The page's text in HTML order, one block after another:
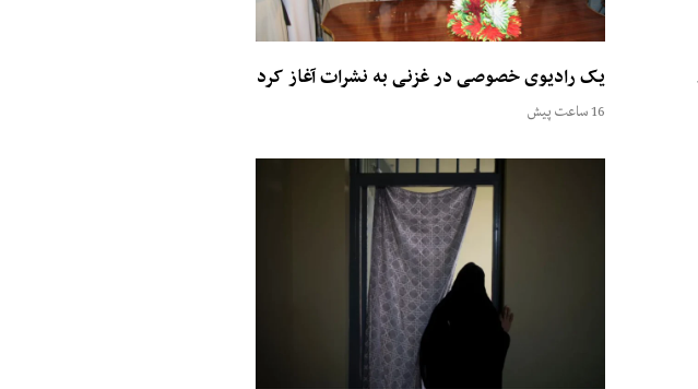
یک رادیوی خصوصی در غزنی به نشرات آغاز کرد
16 ساعت پیش